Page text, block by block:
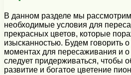
В данном разделе мы
необходимые условия для
прекрасных цветов, которые
изысканностью. Будем говорить
моментах для пересаживания и
следует придерживаться, чтобы
развитие и богатое цветение